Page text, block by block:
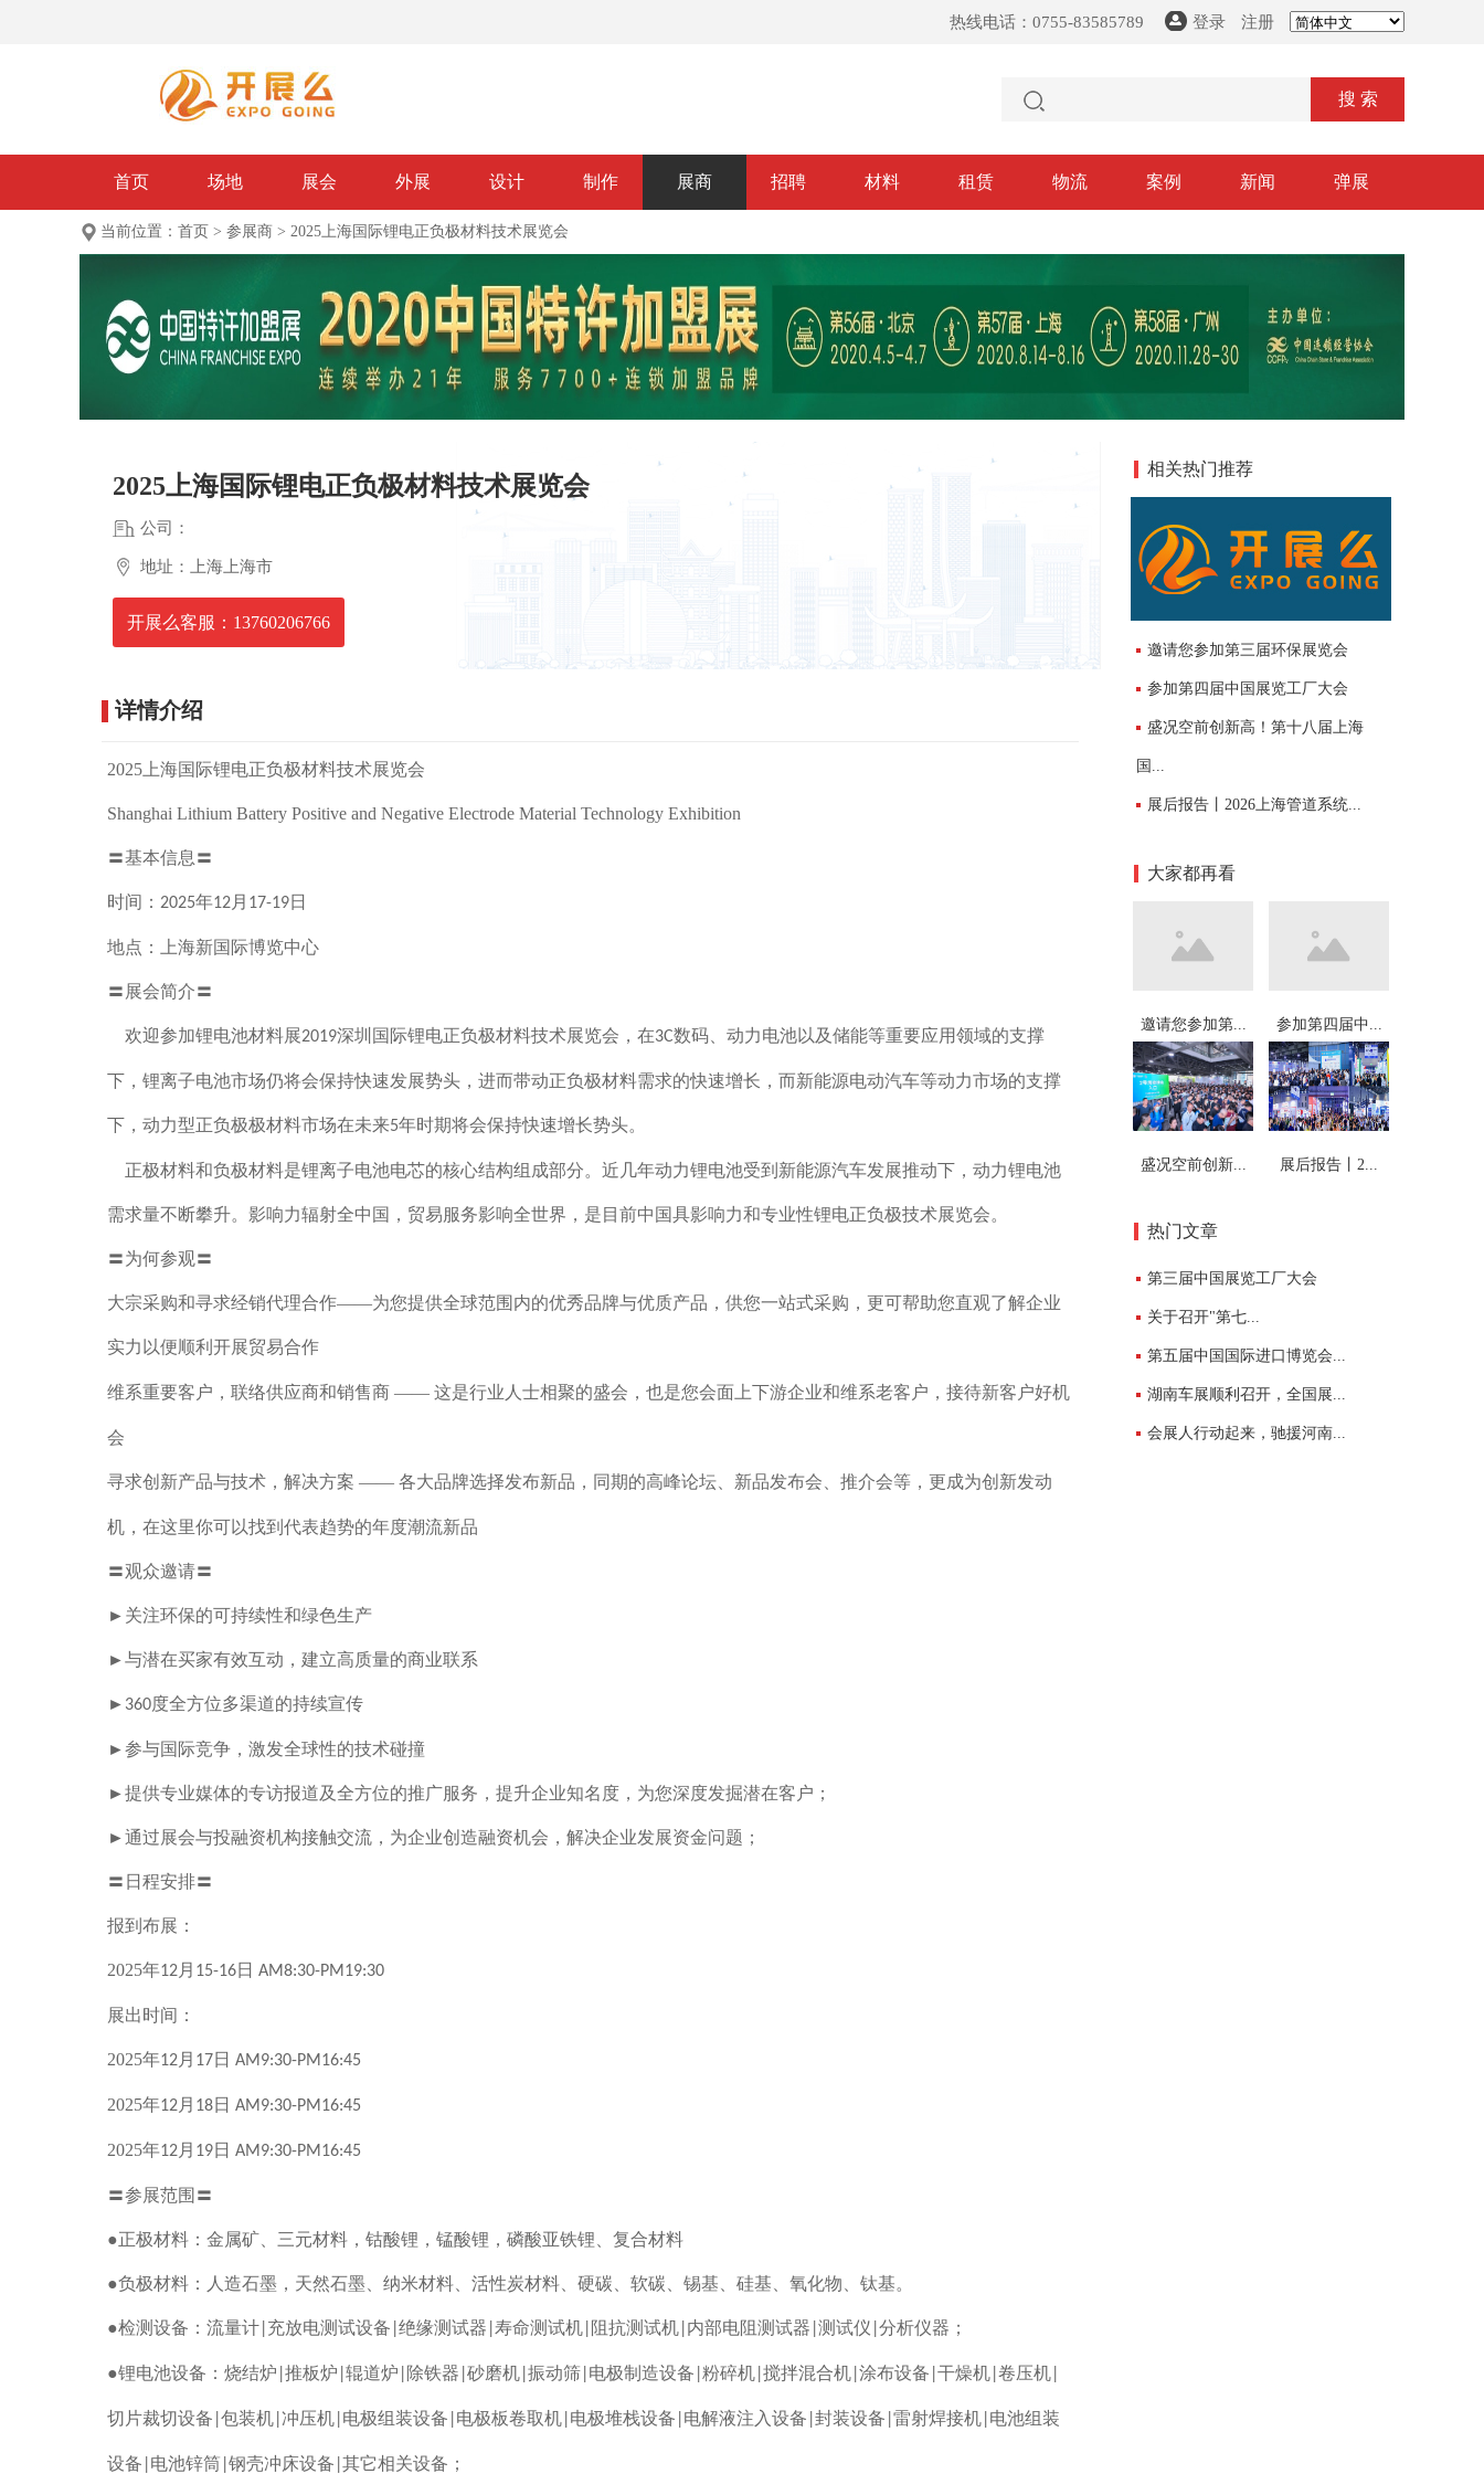
热线电话：0755-83585789 登录 注册
搜 索
首页 场地 展会 外展 设计 制作 展商 招聘 材料 租赁 物流 案例 新闻 弹展
当前位置： 首页 > 参展商 > 2025上海国际锂电正负极材料技术展览会
2025上海国际锂电正负极材料技术展览会
公司：
地址：上海上海市
开展么客服：13760206766
详情介绍
2025 上海国际锂电正负极材料技术展览会
Shanghai Lithium Battery Positive and Negative Electrode Material Technology Exhibition
〓基本信息〓
时间： 2025年12月 17-19日
地点：上海新国际博览中心
〓展会简介〓
欢迎参加锂电池材料展2019深圳国际锂电正负极材料技术展览会，在3C数码、动力电池以及储能等重要应用领域的支撑
下，锂离子电池市场仍将会保持快速发展势头，进而带动正负极材料需求的快速增长，而新能源电动汽车等动力市场的支撑
下，动力型正负极极材料市场在未来5年时期将会保持快速增长势头。
正极材料和负极材料是锂离子电池电芯的核心结构组成部分。近几年动力锂电池受到新能源汽车发展推动下，动力锂电池
需求量不断攀升。影响力辐射全中国，贸易服务影响全世界，是目前中国具影响力和专业性锂电正负极技术展览会。
〓为何参观〓
大宗采购和寻求经销代理合作——为您提供全球范围内的优秀品牌与优质产品，供您一站式采购，更可帮助您直观了解企业
实力以便顺利开展贸易合作
维系重要客户，联络供应商和销售商 —— 这是行业人士相聚的盛会，也是您会面上下游企业和维系老客户，接待新客户好机
会
寻求创新产品与技术，解决方案 —— 各大品牌选择发布新品，同期的高峰论坛、新品发布会、推介会等，更成为创新发动
机，在这里你可以找到代表趋势的年度潮流新品
〓观众邀请〓
►关注环保的可持续性和绿色生产
►与潜在买家有效互动，建立高质量的商业联系
► 360度全方位多渠道的持续宣传
►参与国际竞争，激发全球性的技术碰撞
►提供专业媒体的专访报道及全方位的推广服务，提升企业知名度，为您深度发掘潜在客户；
►通过展会与投融资机构接触交流，为企业创造融资机会，解决企业发展资金问题；
〓日程安排〓
报到布展：
2025年12月 15-16日 AM8:30-PM19:30
展出时间：
2025年12月 17日 AM9:30-PM16:45
2025年12月 18日 AM9:30-PM16:45
2025年12月 19日 AM9:30-PM16:45
〓参展范围〓
●正极材料：金属矿、三元材料，钴酸锂，锰酸锂，磷酸亚铁锂、复合材料
●负极材料：人造石墨，天然石墨、纳米材料、活性炭材料、硬碳、软碳、锡基、硅基、氧化物、钛基。
●检测设备：流量计 充放电测试设备 绝缘测试器 寿命测试机 阻抗测试机 内部电阻测试器 测试仪 分析仪器；
●锂电池设备：烧结炉 推板炉 辊道炉 除铁器 砂磨机 振动筛 电极制造设备 粉碎机 搅拌混合机 涂布设备 干燥机 卷压机
切片裁切设备 包装机 冲压机 电极组装设备 电极板卷取机 电极堆栈设备 电解液注入设备 封装设备 雷射焊接机 电池组装
设备 电池锌筒 钢壳冲床设备 其它相关设备；
相关热门推荐
邀请您参加第三届环保展览会
参加第四届中国展览工厂大会
盛况空前创新高！第十八届上海
国...
展后报告丨2026上海管道系统...
大家都再看
邀请您参加第... 参加第四届中...
盛况空前创新... 展后报告丨2...
热门文章
第三届中国展览工厂大会
关于召开"第七...
第五届中国国际进口博览会...
湖南车展顺利召开，全国展...
会展人行动起来，驰援河南...